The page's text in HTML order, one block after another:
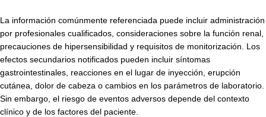
La información comúnmente referenciada puede incluir administración
por profesionales cualificados, consideraciones sobre la función renal,
precauciones de hipersensibilidad y requisitos de monitorización. Los
efectos secundarios notificados pueden incluir síntomas
gastrointestinales, reacciones en el lugar de inyección, erupción
cutánea, dolor de cabeza o cambios en los parámetros de laboratorio.
Sin embargo, el riesgo de eventos adversos depende del contexto
clínico y de los factores del paciente.